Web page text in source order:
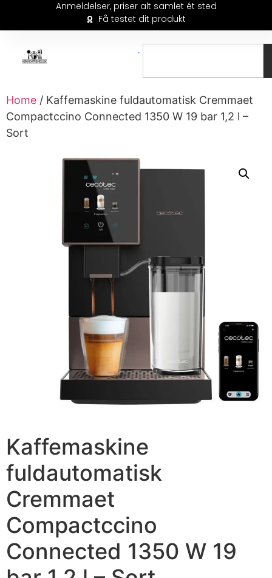
Anmeldelser, priser alt samlet ét sted
Få testet dit produkt
Home / Kaffemaskine fuldautomatisk Cremmaet
Compactccino Connected 1350 W 19 bar 1,2 l –
Sort
Kaffemaskine
fuldautomatisk
Cremmaet
Compactccino
Connected 1350 W 19